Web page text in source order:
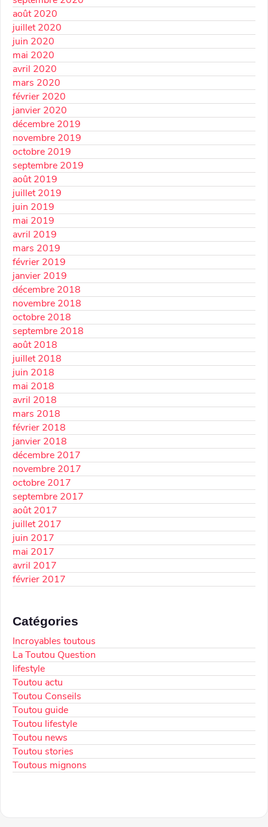
août 2020
juillet 2020
juin 2020
mai 2020
avril 2020
mars 2020
février 2020
janvier 2020
décembre 2019
novembre 2019
octobre 2019
septembre 2019
août 2019
juillet 2019
juin 2019
mai 2019
avril 2019
mars 2019
février 2019
janvier 2019
décembre 2018
novembre 2018
octobre 2018
septembre 2018
août 2018
juillet 2018
juin 2018
mai 2018
avril 2018
mars 2018
février 2018
janvier 2018
décembre 2017
novembre 2017
octobre 2017
septembre 2017
août 2017
juillet 2017
juin 2017
mai 2017
avril 2017
février 2017
Catégories
Incroyables toutous
La Toutou Question
lifestyle
Toutou actu
Toutou Conseils
Toutou guide
Toutou lifestyle
Toutou news
Toutou stories
Toutous mignons